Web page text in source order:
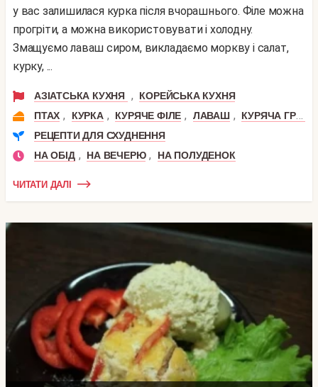
у вас залишилася курка після вчорашнього. Філе можна
прогріти, а можна використовувати і холодну.
Змащуємо лаваш сиром, викладаємо моркву і салат,
курку, ...
АЗІАТСЬКА КУХНЯ ,
КОРЕЙСЬКА КУХНЯ
ПТАХ , КУРКА , КУРЯЧЕ ФІЛЕ , ЛАВАШ ,
КУРЯЧА ГРУДКА
РЕЦЕПТИ ДЛЯ СХУДНЕННЯ
НА ОБІД , НА ВЕЧЕРЮ , НА ПОЛУДЕНОК
ЧИТАТИ ДАЛІ